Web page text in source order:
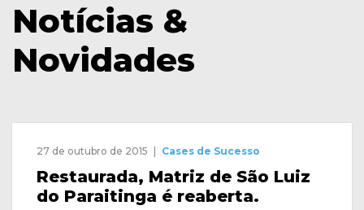
Notícias &
Novidades
27 de outubro de 2015 Cases de Sucesso
Restaurada, Matriz de São Luiz
do Paraitinga é reaberta.